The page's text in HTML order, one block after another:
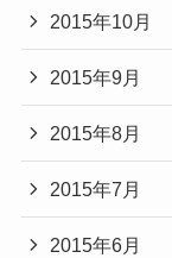
2015年10月
2015年9月
2015年8月
2015年7月
2015年6月